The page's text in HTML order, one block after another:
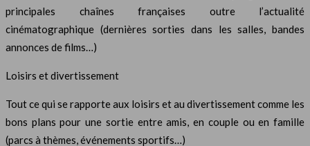
principales chaînes françaises outre l’actualité
cinématographique (dernières sorties dans les salles, bandes
annonces de films…)
Loisirs et divertissement
Tout ce qui se rapporte aux loisirs et au divertissement comme les
bons plans pour une sortie entre amis, en couple ou en famille
(parcs à thèmes, événements sportifs…)